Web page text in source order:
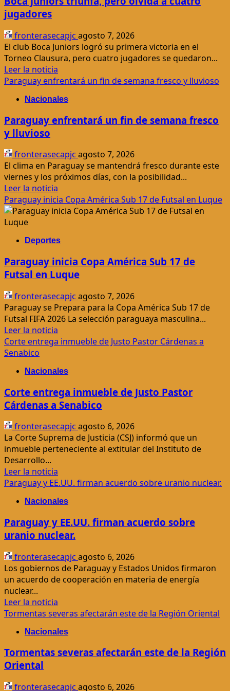
jugadores
fronterasecapjc agosto 7, 2026
El club Boca Juniors logró su primera victoria en el
Torneo Clausura, pero cuatro jugadores se quedaron...
Leer la noticia
más
de
Boca
Juniors
olvida
a
cuatro
jugadores
Paraguay enfrentará un fin de semana fresco y lluvioso
Nacionales
Paraguay enfrentará un fin de semana fresco
y lluvioso
fronterasecapjc agosto 7, 2026
El clima en Paraguay se mantendrá fresco durante este
viernes y los próximos días, con la posibilidad...
Leer la noticia
más
acerca
enfrentará
un
fin
de
fresco
y
lluvioso
Paraguay inicia Copa América Sub 17 de Futsal en Luque
Deportes
Paraguay inicia Copa América Sub 17 de
Futsal en Luque
fronterasecapjc agosto 7, 2026
Paraguay se Prepara para la Copa América Sub 17 de
Futsal FIFA 2026 La selección paraguaya masculina...
Leer la noticia
más
Paraguay
inicia
Copa
América
17
de
Futsal
Luque
Corte entrega inmueble de Justo Pastor Cárdenas a
Senabico
Nacionales
Corte entrega inmueble de Justo Pastor
Cárdenas a Senabico
fronterasecapjc agosto 6, 2026
La Corte Suprema de Justicia (CSJ) informó que un
inmueble perteneciente al extitular del Instituto de
Desarrollo...
Leer la noticia
más
de
Corte
entrega
inmueble
Justo
Pastor
Cárdenas
Senabico
Paraguay y EE.UU. firman acuerdo sobre uranio nuclear.
Nacionales
Paraguay y EE.UU. firman acuerdo sobre
uranio nuclear.
fronterasecapjc agosto 6, 2026
Los gobiernos de Paraguay y Estados Unidos firmaron
un acuerdo de cooperación en materia de energía
nuclear...
Leer la noticia
más
de
y
Tormentas severas afectarán este de la Región Oriental
Nacionales
Tormentas severas afectarán este de la Región
Oriental
fronterasecapjc agosto 6, 2026